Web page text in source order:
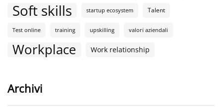
Soft skills startup ecosystem Talent
Test online training upskilling valori aziendali
Workplace Work relationship
Archivi